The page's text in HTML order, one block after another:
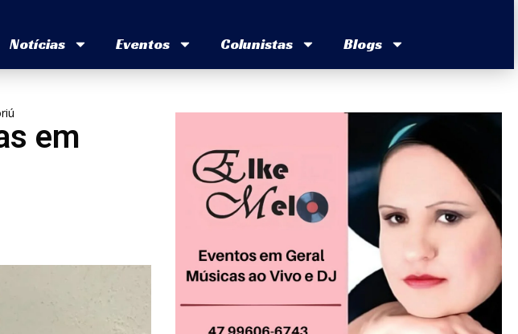
Notícias Eventos Colunistas Blogs
em